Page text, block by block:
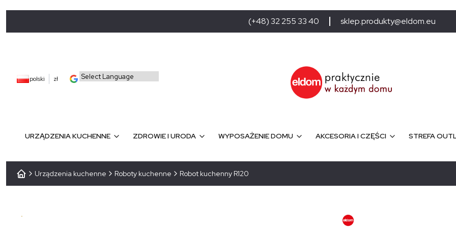
(+48) 32 255 33 40 sklep.produkty@eldom.eu
polski zł
URZĄDZENIA KUCHENNE ZDROWIE I URODA WYPOSAŻENIE DOMU AKCESORIA I CZĘŚCI STREFA
Urządzenia kuchenne Roboty kuchenne Robot kuchenny R120
Bestseller